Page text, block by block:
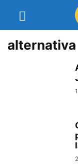
alternativa